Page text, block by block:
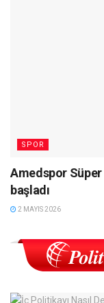
SPOR
Amedspor
başladı
2 MAYIS 2026